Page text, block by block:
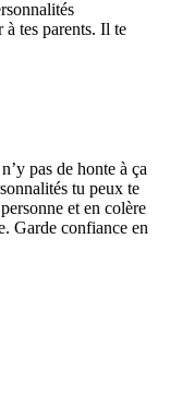
à tes parents. Il te
pas de honte à ça
tu peux te
et en colère
Garde confiance en